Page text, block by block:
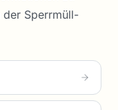
der Sperrmüll-